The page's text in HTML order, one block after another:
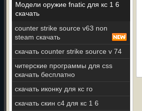
Модели оружие fnatic для кс 1 6
скачать
counter strike source v63 non
steam скачать
скачать counter strike source v 74
читерские программы для css
скачать бесплатно
скачать иконку для кс го
скачать скин c4 для кс 1 6